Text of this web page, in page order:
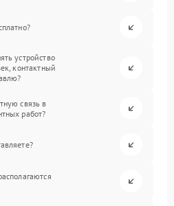
устройство
контактный
связь в
работ?